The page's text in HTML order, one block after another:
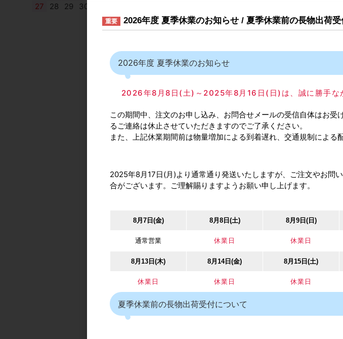
販売単位 1個～
自社出荷/通常便
仕上：黒
カタログ価格 700円
出荷日(納期) 在庫品
※税込価格は目安です。最終的な消費税額は税抜合計額から
27
28 29 30
重要 2026年度 夏季休業のお知らせ / 夏季休業前の長物出荷
2026年度 夏季休業のお知らせ
2026年8月8日(土)～2025年8月16日(日)は、誠に勝手な
この期間中、注文のお申し込み、お問合せメールの受信自体はお
るご連絡は休止させていただきますのでご了承ください。
また、上記休業期間前は物量増加による到着遅れ、交通規制による
2025年8月17日(月)より通常通り発送いたしますが、ご注文やお問
合がございます。ご理解賜りますようお願い申し上げます。
8月7日(金) 8月8日(土) 8月9日(日)
通常営業 休業日 休業日
8月13日(木) 8月14日(金) 8月15日(土)
休業日 休業日 休業日
夏季休業前の長物出荷受付について